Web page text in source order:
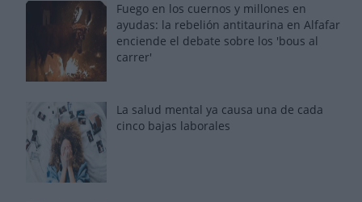
Fuego en los cuernos y millones en
ayudas: la rebelión antitaurina en Alfafar
enciende el debate sobre los 'bous al
carrer'
La salud mental ya causa una de cada
cinco bajas laborales